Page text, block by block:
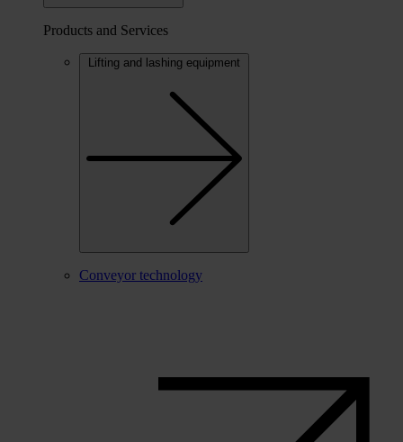
Products and Services
Lifting and lashing equipment
Conveyor technology